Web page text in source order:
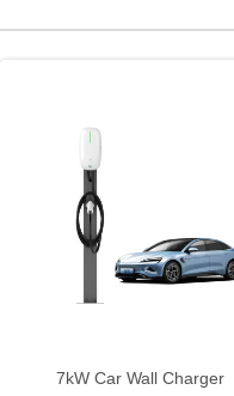
7kW Car Wall Charger